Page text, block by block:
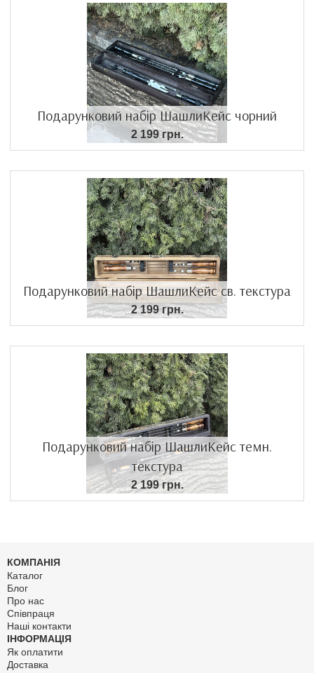
Подарунковий набір ШашлиКейс чорний
2 199 грн.
Подарунковий набір ШашлиКейс св. текстура
2 199 грн.
Подарунковий набір ШашлиКейс темн.
текстура
2 199 грн.
КОМПАНІЯ
Каталог
Блог
Про нас
Співпраця
Наші контакти
ІНФОРМАЦІЯ
Як оплатити
Доставка